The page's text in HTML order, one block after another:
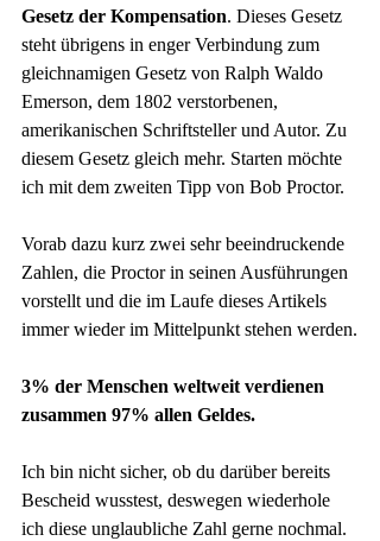
Gesetz der Kompensation. Dieses Gesetz
steht übrigens in enger Verbindung zum
gleichnamigen Gesetz von Ralph Waldo
Emerson, dem 1802 verstorbenen,
amerikanischen Schriftsteller und Autor. Zu
diesem Gesetz gleich mehr. Starten möchte
ich mit dem zweiten Tipp von Bob Proctor.
Vorab dazu kurz zwei sehr beeindruckende
Zahlen, die Proctor in seinen Ausführungen
vorstellt und die im Laufe dieses Artikels
immer wieder im Mittelpunkt stehen werden.
3% der Menschen weltweit verdienen
zusammen 97% allen Geldes.
Ich bin nicht sicher, ob du darüber bereits
Bescheid wusstest, deswegen wiederhole
ich diese unglaubliche Zahl gerne nochmal.